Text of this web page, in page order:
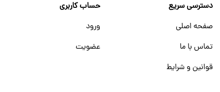
دسترسی سریع
صفحه اصلی
تماس با ما
قوانین و شرایط
حساب کاربری
ورود
عضویت